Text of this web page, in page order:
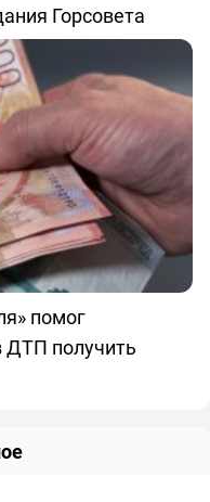
Горсовета
помог
ДТП получить